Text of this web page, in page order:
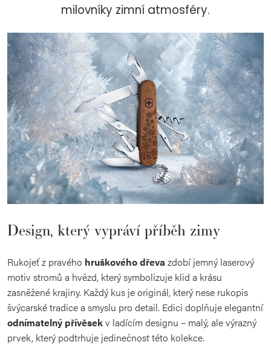
milovníky zimní atmosféry.
Design, který vypráví příběh zimy
Rukojeť z pravého hruškového dřeva zdobí jemný laserový
motiv stromů a hvězd, který symbolizuje klid a krásu
zasněžené krajiny. Každý kus je originál, který nese rukopis
švýcarské tradice a smyslu pro detail. Edici doplňuje elegantní
odnímatelný přívěsekv ladícím designu – malý, ale výrazný
prvek, který podtrhuje jedinečnost této kolekce.